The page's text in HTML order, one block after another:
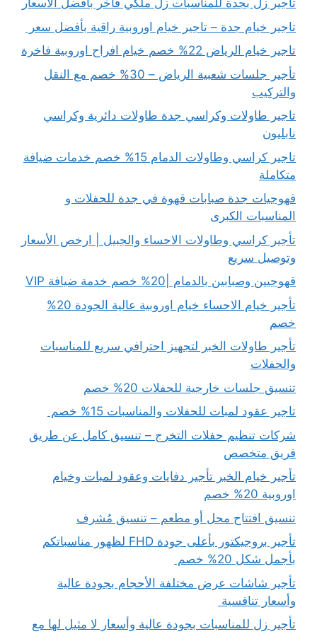
تأجير زل بجدة للمناسبات زل ملكي فاخر بأفضل الاسعار
تاجير خيام جدة – تاجير خيام اوروبية راقية بأفضل سعر
تاجير خيام الرياض 22% خصم خيام افراح اوروبية فاخرة
تأجير جلسات شعبية الرياض – 30% خصم مع النقل
والتركيب
تاجير طاولات وكراسي جدة طاولات دائرية وكراسي
نابليون
تاجير كراسي وطاولات الدمام 15% خصم خدمات ضيافة
متكاملة
قهوجيات جدة صبابات قهوة في جدة للحفلات و
المناسبات الكبرى
تأجير كراسي وطاولات الاحساء والجبيل | ارخص الأسعار
وتوصيل سريع
قهوجيين وصبابين بالدمام |20% خصم خدمة ضيافة VIP
تأجير خيام الاحساء خيام اوروبية عالية الجودة 20%
خصم
تأجير طاولات الخبر لتجهيز احترافي سريع للمناسبات
والحفلات
تنسيق جلسات خارجية للحفلات 20% خصم
تاجير عقود لمبات للحفلات والمناسبات 15% خصم
شركات تنظيم حفلات التخرج – تنسيق كامل عن طريق
فريق متخصص
تأجير خيام الخبر تأجير دفايات وعقود لمبات وخيام
اوروبية 20% خصم
تنسيق افتتاح محل أو مطعم – تنسيق مُشرف
تأجير بروجيكتور بأعلى جودة FHD لظهور مناسباتكم
بأجمل شكل 20% خصم
تأجير شاشات عرض مختلفة الأحجام بجودة عالية
وأسعار تنافسية
تأجير زل للمناسبات بجودة عالية وأسعار لا مثيل لها مع